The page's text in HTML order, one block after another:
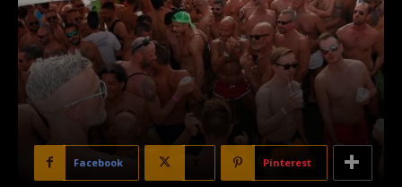
Facebook Pinterest